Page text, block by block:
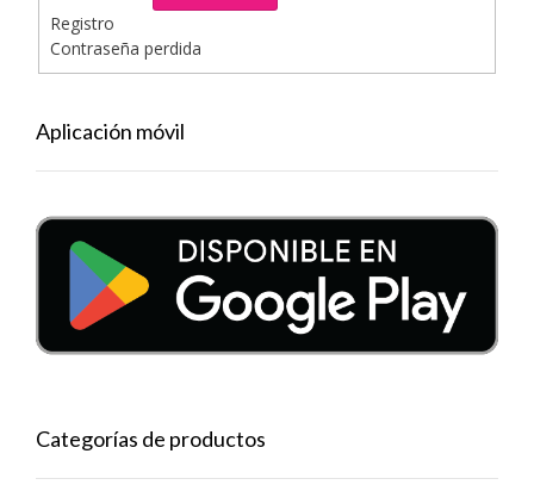
Registro
Contraseña perdida
Aplicación móvil
Categorías de productos